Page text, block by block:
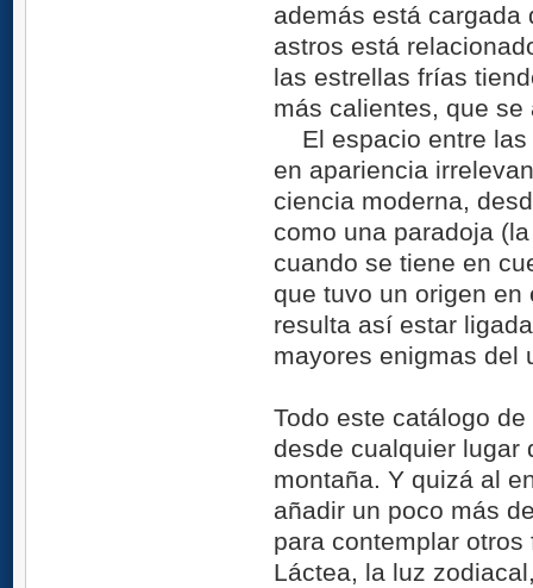
además está cargada
astros está
las estrellas frías
más calientes, que
El espacio entre las
en apariencia
ciencia moderna,
como una paradoja
cuando se tiene en
que tuvo un origen
resulta así estar
mayores enigmas del
Todo este catálogo
desde cualquier lugar
montaña. Y quizá al
añadir un poco más
para contemplar
Láctea, la luz